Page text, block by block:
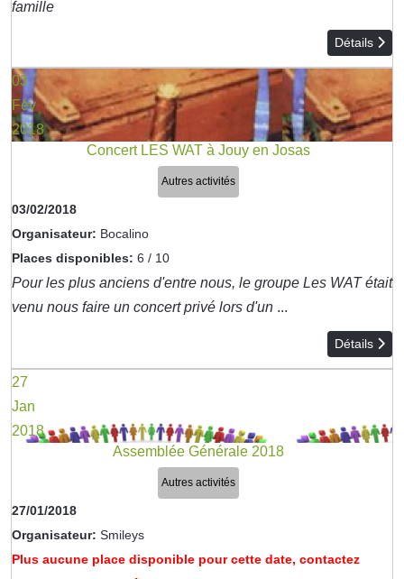
famille
Détails
03
Fév
2018
Concert LES WAT à Jouy en Josas
Autres activités
03/02/2018
Organisateur: Bocalino
Places disponibles: 6 / 10
Pour les plus anciens d'entre nous, le groupe Les WAT était
venu nous faire un concert privé lors d'un ...
Détails
27
Jan
2018
Assemblée Générale 2018
Autres activités
27/01/2018
Organisateur: Smileys
Plus aucune place disponible pour cette date, contactez